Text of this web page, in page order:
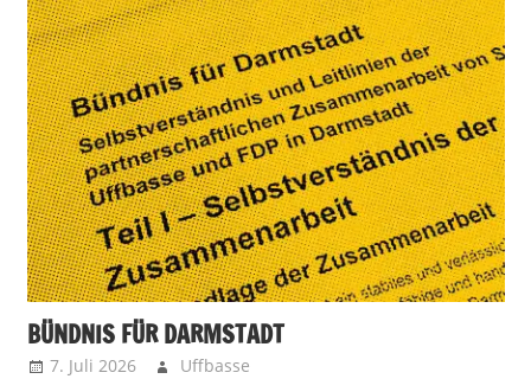
BÜNDNIS FÜR DARMSTADT
7. Juli 2026 Uffbasse